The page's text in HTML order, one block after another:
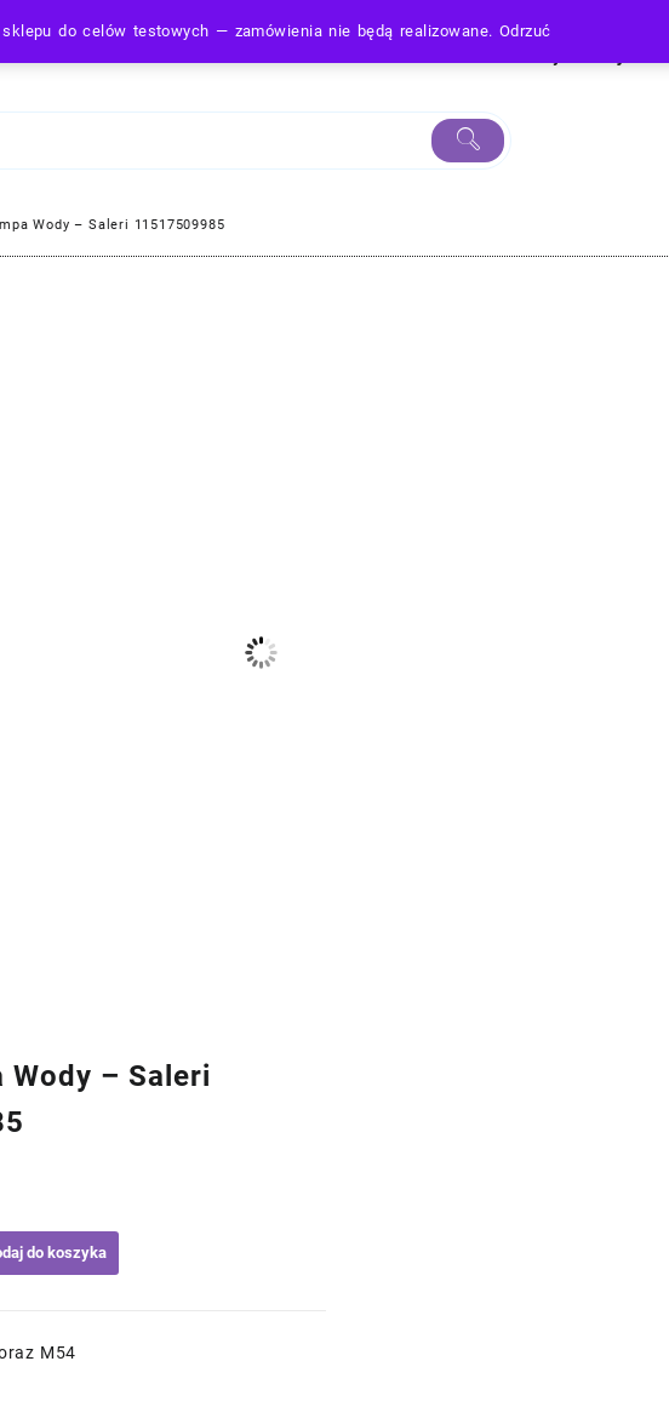
do celów testowych — zamówienia nie będą realizowane. Odrzuć
Wody – Saleri 11517509985
Wody – Saleri
do koszyka
M54